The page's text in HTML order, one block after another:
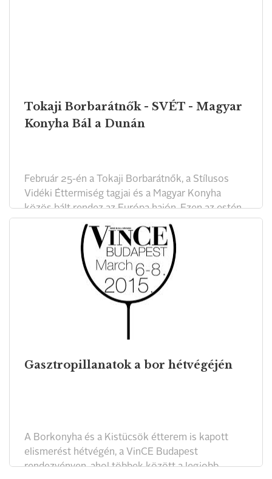
Tokaji Borbarátnők - SVÉT - Magyar
Konyha Bál a Dunán
Február 25-én a Tokaji Borbarátnők, a Stílusos
Vidéki Éttermiség tagjai és a Magyar Konyha
közös bált rendez az Európa hajón. Ezen az estén
adjuk át a Magyar Konyha Termelői Díjat is.
Gasztropillanatok a bor hétvégéjén
A Borkonyha és a Kistücsök étterem is kapott
elismerést hétvégén, a VinCE Budapest
rendezvényen, ahol többek között a legjobb